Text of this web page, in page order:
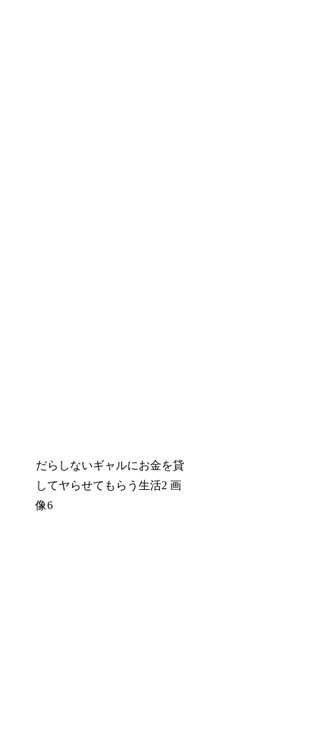
だらしないギャルにお金を貸
してヤらせてもらう生活2 画
像6